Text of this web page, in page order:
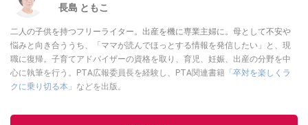
長島 ともこ
二人の子供を持つフリーライター。出産を機に専業主婦に。母として不安や
悩みと向き合ううち、「ママが読んでほっとする情報を発信したい」と、現
職に復帰。子育てアドバイザーの資格を取り、育児、妊娠、出産の分野を中
心に執筆を行う。PTA広報委員長を経験し、PTA関連書籍 「卒対を楽しくラ
クに乗り切る本」 などを出版。